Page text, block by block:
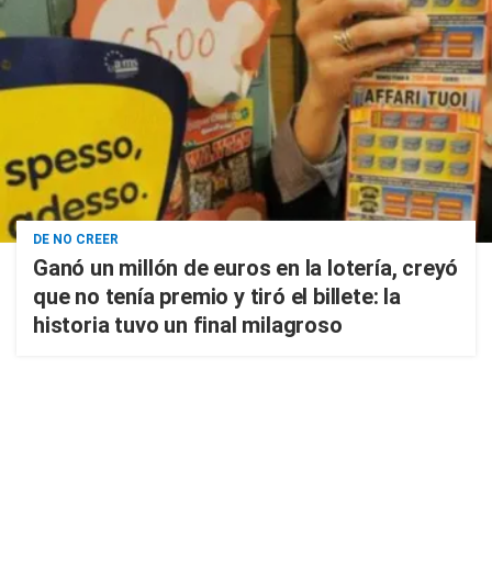
DE NO CREER
Ganó un millón de euros en la lotería, creyó
que no tenía premio y tiró el billete: la
historia tuvo un final milagroso